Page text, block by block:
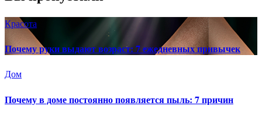
Красота
Почему руки выдают возраст: 7 ежедневных привычек
Дом
Почему в доме постоянно появляется пыль: 7 причин